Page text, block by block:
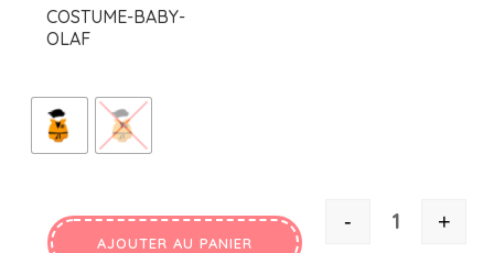
COSTUME-BABY-
OLAF
QUANTITÉ
- +
AJOUTER AU PANIER